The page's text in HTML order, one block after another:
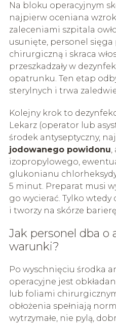
Na bloku operacyjnym
najpierw oceniana
zaleceniami szpitala
usunięte, personel sięga
chirurgiczną i skraca
przeszkadzały w
opatrunku. Ten etap
sterylnych i trwa
Kolejny krok to
Lekarz (operator lub
środek antyseptyczny,
jodowanego powidonu,
izopropylowego,
glukonianu
5 minut. Preparat musi
go wycierać. Tylko wtedy
i tworzy na skórze
Jak personel dba o
warunki?
Po wyschnięciu środka
operacyjne jest
lub foliami
obłożenia spełniają
wytrzymałe, nie pylą,